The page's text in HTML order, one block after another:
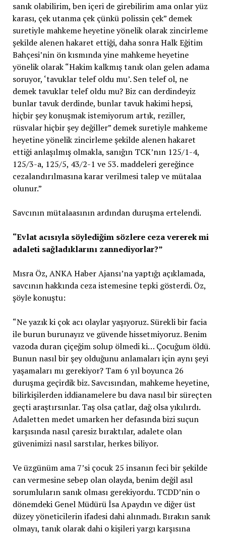
sanık olabilirim, ben içeri de girebilirim ama onlar yüz
karası, çek utanma çek çünkü polissin çek” demek
suretiyle mahkeme heyetine yönelik olarak zincirleme
şekilde alenen hakaret ettiği, daha sonra Halk Eğitim
Bahçesi’nin ön kısmında yine mahkeme heyetine
yönelik olarak “Hakim kalkmış tanık olan gelen adama
soruyor, ‘tavuklar telef oldu mu’. Sen telef ol, ne
demek tavuklar telef oldu mu? Biz can derdindeyiz
bunlar tavuk derdinde, bunlar tavuk hakimi hepsi,
hiçbir şey konuşmak istemiyorum artık, reziller,
rüsvalar hiçbir şey değiller” demek suretiyle mahkeme
heyetine yönelik zincirleme şekilde alenen hakaret
ettiği anlaşılmış olmakla, sanığın TCK’nın 125/1-4,
125/3-a, 125/5, 43/2-1 ve 53. maddeleri gereğince
cezalandırılmasına karar verilmesi talep ve mütalaa
olunur.”
Savcının mütalaasının ardından duruşma ertelendi.
“Evlat acısıyla söylediğim sözlere ceza vererek mi
adaleti sağladıklarını zannediyorlar?”
Mısra Öz, ANKA Haber Ajansı’na yaptığı açıklamada,
savcının hakkında ceza istemesine tepki gösterdi. Öz,
şöyle konuştu:
“Ne yazık ki çok acı olaylar yaşıyoruz. Sürekli bir facia
ile burun burunayız ve güvende hissetmiyoruz. Benim
vazoda duran çiçeğim solup ölmedi ki… Çocuğum öldü.
Bunun nasıl bir şey olduğunu anlamaları için aynı şeyi
yaşamaları mı gerekiyor? Tam 6 yıl boyunca 26
duruşma geçirdik biz. Savcısından, mahkeme heyetine,
bilirkişilerden iddianamelere bu dava nasıl bir süreçten
geçti araştırsınlar. Taş olsa çatlar, dağ olsa yıkılırdı.
Adaletten medet umarken her defasında bizi suçun
karşısında nasıl çaresiz bıraktılar, adalete olan
güvenimizi nasıl sarstılar, herkes biliyor.
Ve üzgünüm ama 7’si çocuk 25 insanın feci bir şekilde
can vermesine sebep olan olayda, benim değil asıl
sorumluların sanık olması gerekiyordu. TCDD’nin o
dönemdeki Genel Müdürü İsa Apaydın ve diğer üst
düzey yöneticilerin ifadesi dahi alınmadı. Bırakın sanık
olmayı, tanık olarak dahi o kişileri yargı karşısına